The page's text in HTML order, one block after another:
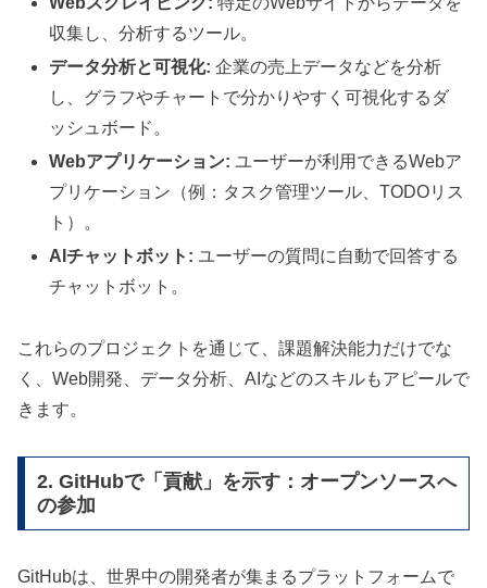
収集し、分析するツール。
データ分析と可視化: 企業の売上データなどを分析
し、グラフやチャートで分かりやすく可視化するダ
ッシュボード。
Webアプリケーション: ユーザーが利用できるWebア
プリケーション（例：タスク管理ツール、TODOリス
ト）。
AIチャットボット: ユーザーの質問に自動で回答する
チャットボット。
これらのプロジェクトを通じて、課題解決能力だけでな
く、Web開発、データ分析、AIなどのスキルもアピールで
きます。
2. GitHubで「貢献」を示す：オープンソースへ
の参加
GitHubは、世界中の開発者が集まるプラットフォームで